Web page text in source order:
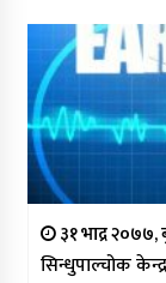
३१ भाद्र
सिन्धुपाल्चोक